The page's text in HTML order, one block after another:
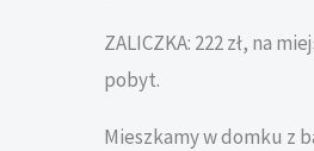
ZALICZKA: 222 zł, na
pobyt.
Mieszkamy w domku z